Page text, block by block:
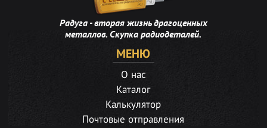
Радуга - вторая жизнь драгоценных
металлов. Скупка радиодеталей.
МЕНЮ
О нас
Каталог
Калькулятор
Почтовые отправления